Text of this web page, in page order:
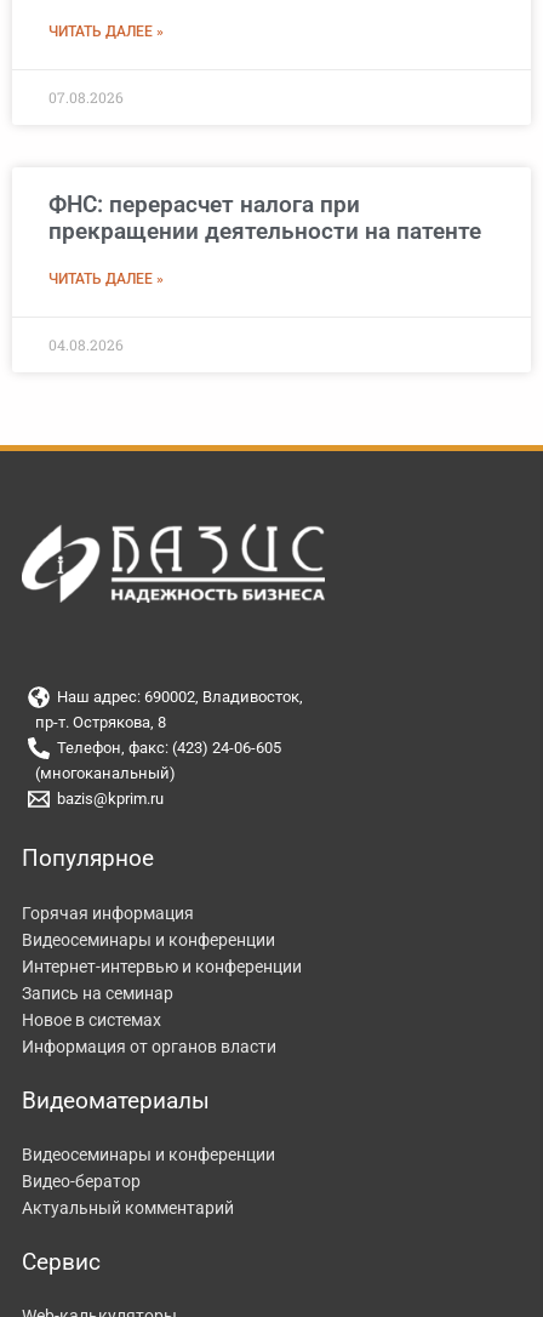
ЧИТАТЬ ДАЛЕЕ »
07.08.2026
ФНС: перерасчет налога при
прекращении деятельности на патенте
ЧИТАТЬ ДАЛЕЕ »
04.08.2026
Наш адрес: 690002, Владивосток,
пр-т. Острякова, 8
Телефон, факс: (423) 24-06-605
(многоканальный)
bazis@kprim.ru
Популярное
Горячая информация
Видеосеминары и конференции
Интернет-интервью и конференции
Запись на семинар
Новое в системах
Информация от органов власти
Видеоматериалы
Видеосеминары и конференции
Видео-бератор
Актуальный комментарий
Сервис